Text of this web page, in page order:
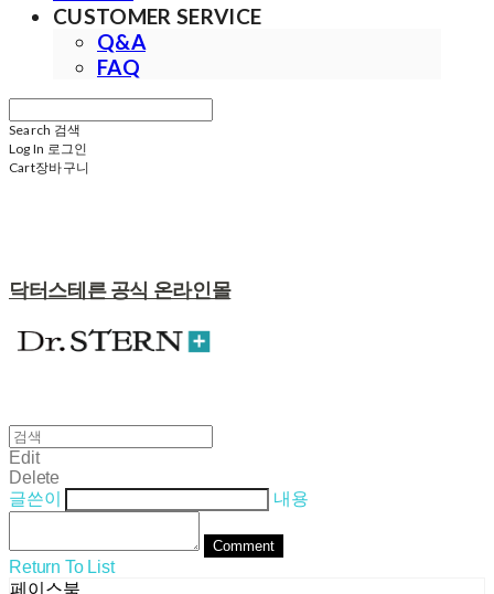
CUSTOMER SERVICE
Q&A
FAQ
Search 검색
Log In 로그인
Cart장바구니
닥터스테른 공식 온라인몰
Edit
Delete
글쓴이
내용
Comment
Return To List
페이스북